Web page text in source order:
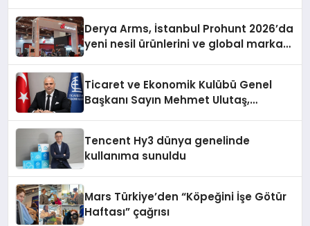
Derya Arms, İstanbul Prohunt 2026’da
yeni nesil ürünlerini ve global marka
Ticaret ve Ekonomik Kulübü Genel
Başkanı Sayın Mehmet Ulutaş,
Tencent Hy3 dünya genelinde
kullanıma sunuldu
Mars Türkiye’den “Köpeğini İşe Götür
Haftası” çağrısı